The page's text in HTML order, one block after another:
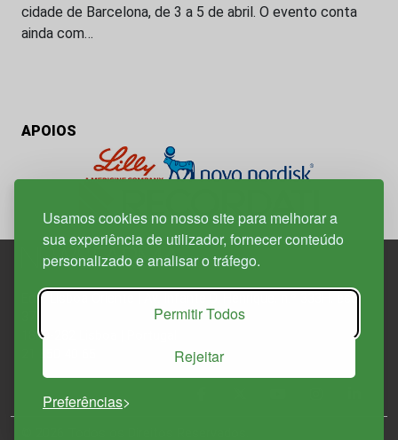
Usamos cookies no nosso site para melhorar a
sua experiência de utilizador, fornecer conteúdo
personalizado e analisar o tráfego.
Permitir Todos
Rejeitar
Preferências
cidade de Barcelona, de 3 a 5 de abril. O evento conta
ainda com…
APOIOS
Edif. Lisboa Oriente | Av. Infante D. Henrique, n.º 333H, esc.
1800-282 Lisboa | Portugal